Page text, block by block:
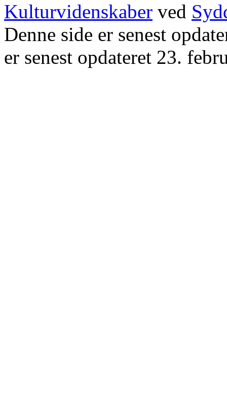
Kulturvidenskaber ved
Denne side er senest
er senest opdateret 23.